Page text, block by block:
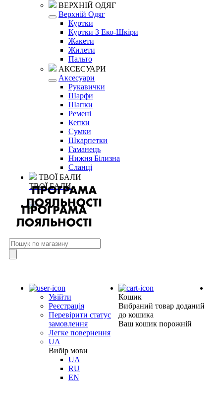
ВЕРХНІЙ ОДЯГ
Верхній Одяг
Куртки
Куртки З Еко-Шкіри
Жакети
Жилети
Пальто
АКСЕСУАРИ
Аксесуари
Рукавички
Шарфи
Шапки
Ремені
Кепки
Сумки
Шкарпетки
Гаманець
Нижня Білизна
Сланці
ТВОЇ БАЛИ
ТВОЇ БАЛИ
Увійти
Реєстрація
Перевірити статус
замовлення
Легке повернення
UA
Вибір мови
UA
RU
EN
Кошик
Вибраний товар доданий
до кошика
Ваш кошик порожній